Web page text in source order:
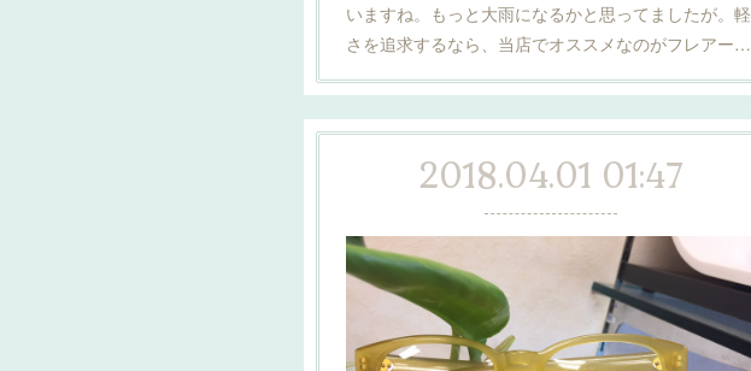
いますね。もっと大雨になるかと思ってましたが。軽
さを追求するなら、当店でオススメなのがフレアー…
2018.04.01 01:47